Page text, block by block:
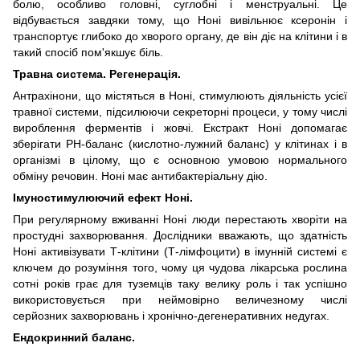
болю, особливо головні, суглобні і менструальні. Це
відбувається завдяки тому, що Ноні вивільнює ксеронін і
транспортує глибоко до хворого органу, де він діє на клітини і в
такий спосіб пом'якшує біль.
Травна система. Регенерація.
Антрахінони, що містяться в Ноні, стимулюють діяльність усієї
травної системи, підсилюючи секреторні процеси, у тому числі
вироблення ферментів і жовчі. Екстракт Ноні допомагає
зберігати РН-баланс (кислотно-лужний баланс) у клітинах і в
організмі в цілому, що є основною умовою нормального
обміну речовин. Ноні має антибактеріальну дію.
Імуностимулюючий ефект Ноні.
При регулярному вживанні Ноні люди перестають хворіти на
простудні захворювання. Дослідники вважають, що здатність
Ноні активізувати Т-клітини (Т-лімфоцити) в імунній системі є
ключем до розуміння того, чому ця чудова лікарська рослина
сотні років грає для туземців таку велику роль і так успішно
використовується при неймовірно величезному числі
серйозних захворювань і хронічно-дегенеративних недугах.
Ендокринний баланс.